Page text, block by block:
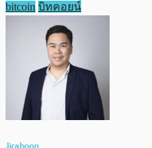
bitcoin บิทคอยน์